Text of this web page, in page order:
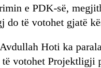
e PDK-së,
do të votohet gjatë
Hoti ka
të votohet Projektligji